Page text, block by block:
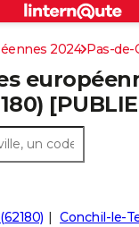
ville
S'inscrire
Connexion
2024 Pas-de-
Conchil-le-